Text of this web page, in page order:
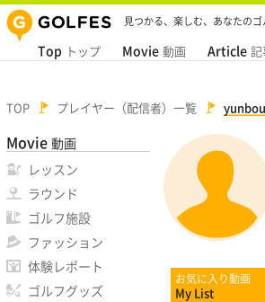
見つかる、楽しむ、あなたの
Top トップ Movie 動画 Article
TOP プレイヤー（配信者）一覧
Movie 動画
レッスン
ラウンド
ゴルフ施設
ファッション
体験レポート
ゴルフグッズ
お気に入り動画
My List